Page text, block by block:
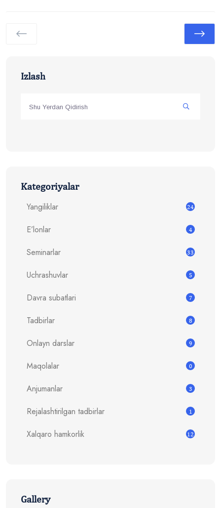
Izlash
Kategoriyalar
Yangiliklar
24
E’lonlar 4
Seminarlar 33
Uchrashuvlar 5
Davra subatlari 7
Tadbirlar 8
Onlayn darslar 9
Maqolalar 0
Anjumanlar 3
Rejalashtirilgan tadbirlar 1
Xalqaro hamkorlik 12
Gallery